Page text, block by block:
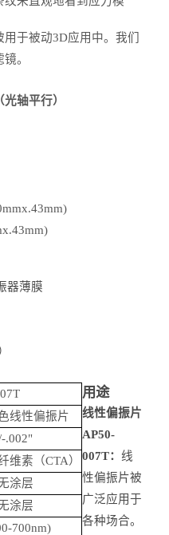
于被动3D应用中。我们
。
轴平行）
器薄膜
线性偏振片
.002"
维素（CTA）
涂层
涂层
700nm)
用途
线性偏振片
AP50-
007T： 线
性偏振片被
广泛应用于
各种场合。